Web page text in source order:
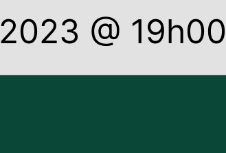
@ 19h00